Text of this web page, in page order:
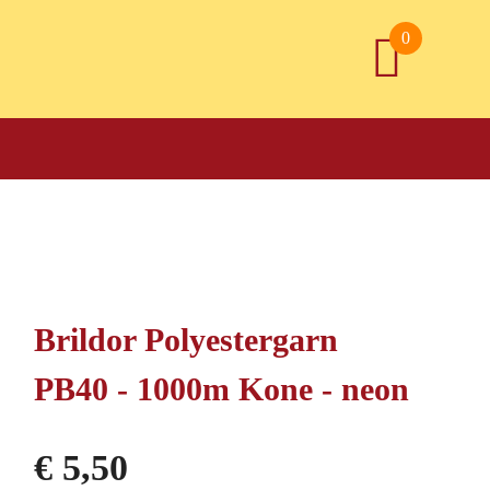
0
Brildor Polyestergarn
PB40 - 1000m Kone - neon
€5,50